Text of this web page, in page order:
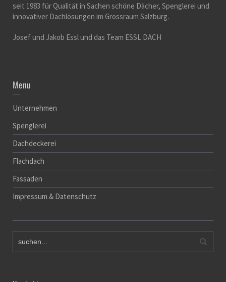
seit 1983 für Qualität in Sachen schöne Dächer, Spenglerei und
innovativer Dachlösungen im Grossraum Salzburg.
Josef und Jakob Essl und das Team ESSL DACH
Menu
Unternehmen
Spenglerei
Dachdeckerei
Flachdach
Fassaden
Impressum & Datenschutz